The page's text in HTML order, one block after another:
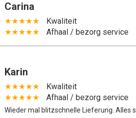
Carina
★★★★★
Kwaliteit
★★★★★
Afhaal / bezorg service
Karin
★★★★★
Kwaliteit
★★★★★
Afhaal / bezorg service
Wieder mal blitzschnelle Lieferung. Alles